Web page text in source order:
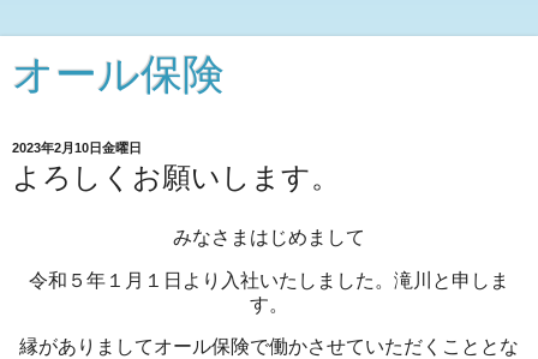
オール保険
2023年2月10日金曜日
よろしくお願いします。
みなさまはじめまして
令和５年１月１日より入社いたしました。滝川と申しま
す。
縁がありましてオール保険で働かさせていただくこととな